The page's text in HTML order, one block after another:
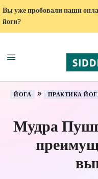
Вы уже пробовали наши
йоги?
ЙОГА » ПРАКТИКА
Мудра